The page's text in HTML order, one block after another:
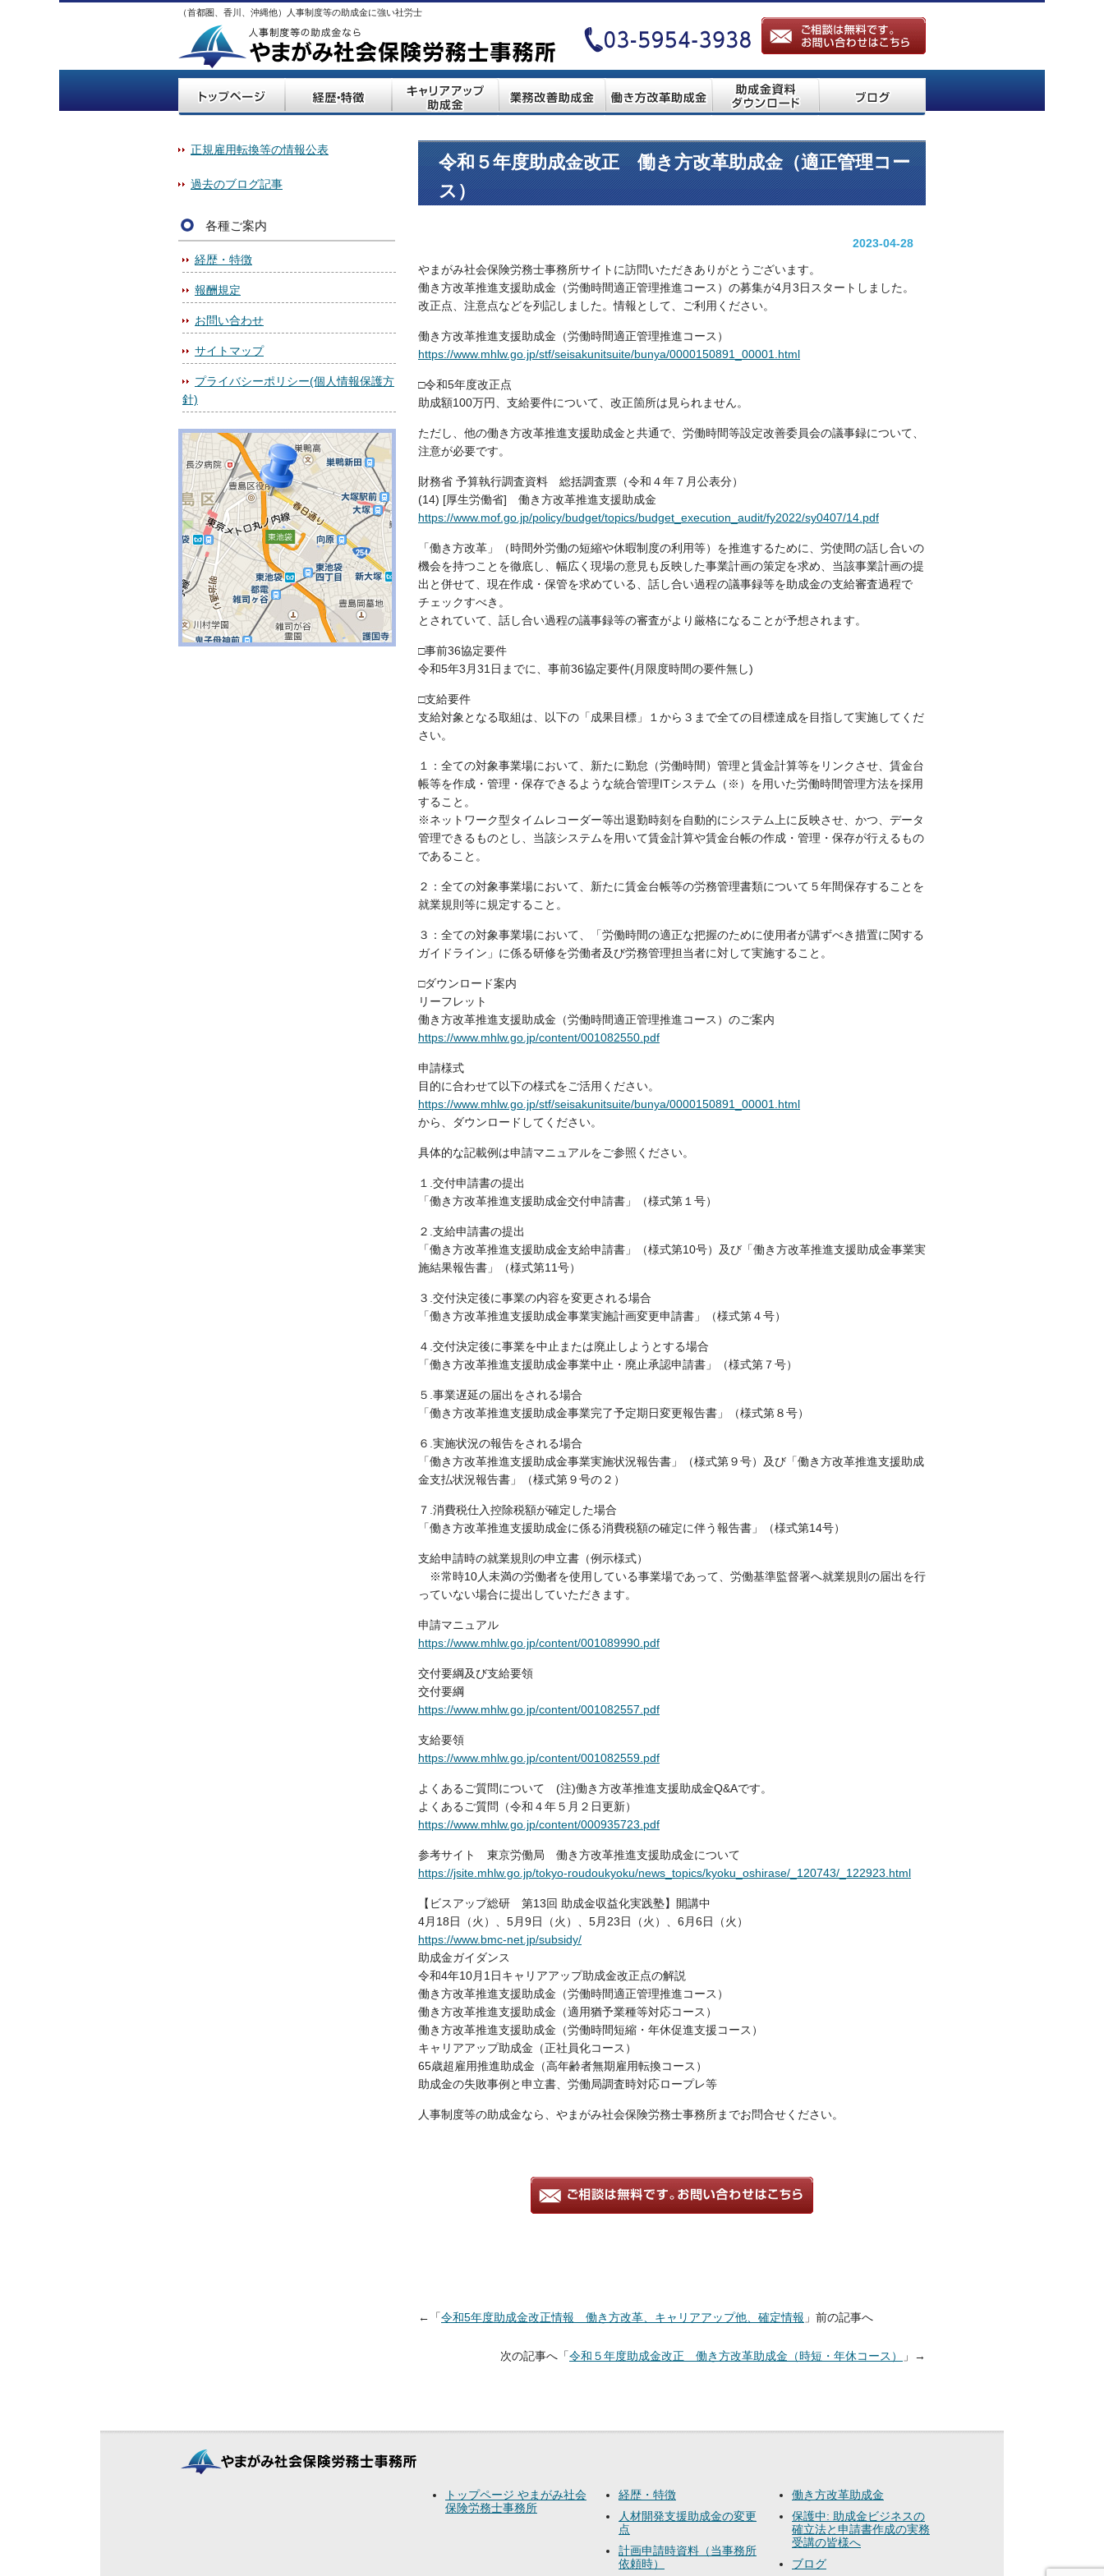
（首都圏、香川、沖縄他）人事制度等の助成金に強い社労士
令和５年度助成金改正 働き方改革助成金（適正管理コー
ス）
2023-04-28
やまがみ社会保険労務士事務所サイトに訪問いただきありがとうございます。
働き方改革推進支援助成金（労働時間適正管理推進コース）の募集が4月3日スタートしました。
改正点、注意点などを列記しました。情報として、ご利用ください。
働き方改革推進支援助成金（労働時間適正管理推進コース）
https://www.mhlw.go.jp/stf/seisakunitsuite/bunya/0000150891_00001.html
□令和5年度改正点
助成額100万円、支給要件について、改正箇所は見られません。
ただし、他の働き方改革推進支援助成金と共通で、労働時間等設定改善委員会の議事録について、
注意が必要です。
財務省 予算執行調査資料 総括調査票（令和４年７月公表分）
(14) [厚生労働省] 働き方改革推進支援助成金
https://www.mof.go.jp/policy/budget/topics/budget_execution_audit/fy2022/sy0407/14.pdf
「働き方改革」（時間外労働の短縮や休暇制度の利用等）を推進するために、労使間の話し合いの
機会を持つことを徹底し、幅広く現場の意見も反映した事業計画の策定を求め、当該事業計画の提
出と併せて、現在作成・保管を求めている、話し合い過程の議事録等を助成金の支給審査過程で
チェックすべき。
とされていて、話し合い過程の議事録等の審査がより厳格になることが予想されます。
□事前36協定要件
令和5年3月31日までに、事前36協定要件(月限度時間の要件無し)
□支給要件
支給対象となる取組は、以下の「成果目標」１から３まで全ての目標達成を目指して実施してくだ
さい。
１：全ての対象事業場において、新たに勤怠（労働時間）管理と賃金計算等をリンクさせ、賃金台
帳等を作成・管理・保存できるような統合管理ITシステム（※）を用いた労働時間管理方法を採用
すること。
※ネットワーク型タイムレコーダー等出退勤時刻を自動的にシステム上に反映させ、かつ、データ
管理できるものとし、当該システムを用いて賃金計算や賃金台帳の作成・管理・保存が行えるもの
であること。
２：全ての対象事業場において、新たに賃金台帳等の労務管理書類について５年間保存することを
就業規則等に規定すること。
３：全ての対象事業場において、「労働時間の適正な把握のために使用者が講ずべき措置に関する
ガイドライン」に係る研修を労働者及び労務管理担当者に対して実施すること。
□ダウンロード案内
リーフレット
働き方改革推進支援助成金（労働時間適正管理推進コース）のご案内
https://www.mhlw.go.jp/content/001082550.pdf
申請様式
目的に合わせて以下の様式をご活用ください。
https://www.mhlw.go.jp/stf/seisakunitsuite/bunya/0000150891_00001.html
から、ダウンロードしてください。
具体的な記載例は申請マニュアルをご参照ください。
１.交付申請書の提出
「働き方改革推進支援助成金交付申請書」（様式第１号）
２.支給申請書の提出
「働き方改革推進支援助成金支給申請書」（様式第10号）及び「働き方改革推進支援助成金事業実
施結果報告書」（様式第11号）
３.交付決定後に事業の内容を変更される場合
「働き方改革推進支援助成金事業実施計画変更申請書」（様式第４号）
４.交付決定後に事業を中止または廃止しようとする場合
「働き方改革推進支援助成金事業中止・廃止承認申請書」（様式第７号）
５.事業遅延の届出をされる場合
「働き方改革推進支援助成金事業完了予定期日変更報告書」（様式第８号）
６.実施状況の報告をされる場合
「働き方改革推進支援助成金事業実施状況報告書」（様式第９号）及び「働き方改革推進支援助成
金支払状況報告書」（様式第９号の２）
７.消費税仕入控除税額が確定した場合
「働き方改革推進支援助成金に係る消費税額の確定に伴う報告書」（様式第14号）
支給申請時の就業規則の申立書（例示様式）
※常時10人未満の労働者を使用している事業場であって、労働基準監督署へ就業規則の届出を行
っていない場合に提出していただきます。
申請マニュアル
https://www.mhlw.go.jp/content/001089990.pdf
交付要綱及び支給要領
交付要綱
https://www.mhlw.go.jp/content/001082557.pdf
支給要領
https://www.mhlw.go.jp/content/001082559.pdf
よくあるご質問について (注)働き方改革推進支援助成金Q&Aです。
よくあるご質問（令和４年５月２日更新）
https://www.mhlw.go.jp/content/000935723.pdf
参考サイト 東京労働局 働き方改革推進支援助成金について
https://jsite.mhlw.go.jp/tokyo-roudoukyoku/news_topics/kyoku_oshirase/_120743/_122923.html
【ビスアップ総研 第13回 助成金収益化実践塾】開講中
4月18日（火）、5月9日（火）、5月23日（火）、6月6日（火）
https://www.bmc-net.jp/subsidy/
助成金ガイダンス
令和4年10月1日キャリアアップ助成金改正点の解説
働き方改革推進支援助成金（労働時間適正管理推進コース）
働き方改革推進支援助成金（適用猶予業種等対応コース）
働き方改革推進支援助成金（労働時間短縮・年休促進支援コース）
キャリアアップ助成金（正社員化コース）
65歳超雇用推進助成金（高年齢者無期雇用転換コース）
助成金の失敗事例と申立書、労働局調査時対応ロープレ等
人事制度等の助成金なら、やまがみ社会保険労務士事務所までお問合せください。
←「令和5年度助成金改正情報 働き方改革、キャリアアップ他、確定情報 」前の記事へ
次の記事へ「令和５年度助成金改正 働き方改革助成金（時短・年休コース） 」→
正規雇用転換等の情報公表
過去のブログ記事
各種ご案内
経歴・特徴
報酬規定
お問い合わせ
サイトマップ
プライバシーポリシー(個人情報保護方
針)
トップページ やまがみ社会
保険労務士事務所
経歴・特徴
人材開発支援助成金の変更
点
計画申請時資料（当事務所
依頼時）
働き方改革助成金
保護中: 助成金ビジネスの
確立法と申請書作成の実務
受講の皆様へ
ブログ